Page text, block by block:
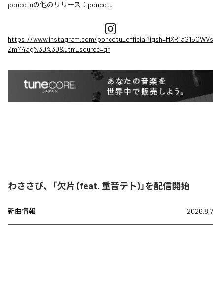
poncotuの他のリリース： poncotu
https://www.instagram.com/poncotu_official?igsh=MXR1aG15OWVs
ZmM4ag%3D%3D&utm_source=qr
わささび、「欠片 (feat. 重音テト)」を配信開始
新曲情報 2026.8.7